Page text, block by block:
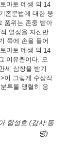
토마토 데생 외 14
기존문법에 대한 웅
품위는 존중 받아
열정을 자신만
쪽에 손을 들어
토마토 데생 외 14
이유뿐이다. 오
세 삼창을 받기
>이 그렇게 수상작
분투를 맹렬히 응
함성호 (감사:동
명)